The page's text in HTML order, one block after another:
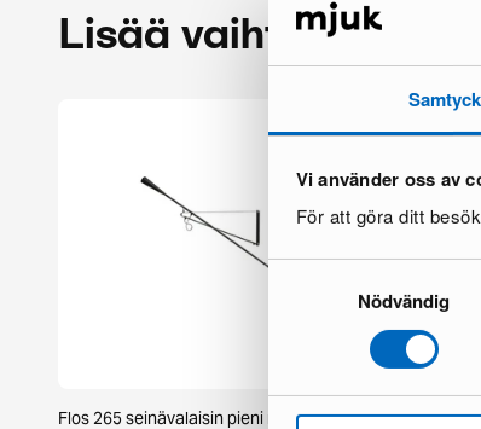
Vi använder oss av
För att göra ditt
Samtyckesval
Nödvändig
Lisää vaihtoehtoja
Flos 265 seinävalaisin pieni musta